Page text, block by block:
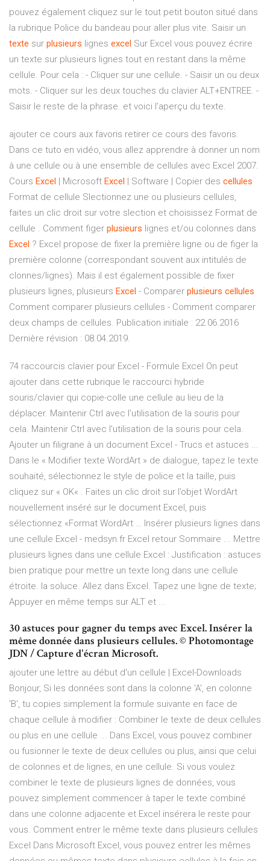
pouvez également cliquez sur le tout petit bouton situé dans
la rubrique Police du bandeau pour aller plus vite. Saisir un
texte sur plusieurs lignes excel Sur Excel vous pouvez écrire
un texte sur plusieurs lignes tout en restant dans la même
cellule. Pour cela : - Cliquer sur une cellule. - Saisir un ou deux
mots. - Cliquer sur les deux touches du clavier ALT+ENTREE. -
Saisir le reste de la phrase. et voici l'aperçu du texte.
ajouter ce cours aux favoris retirer ce cours des favoris.
Dans ce tuto en vidéo, vous allez apprendre à donner un nom
à une cellule ou à une ensemble de cellules avec Excel 2007.
Cours Excel | Microsoft Excel | Software | Copier des cellules
Format de cellule Slectionnez une ou plusieurs cellules,
faites un clic droit sur votre slection et choisissez Format de
cellule . Comment figer plusieurs lignes et/ou colonnes dans
Excel ? Excel propose de fixer la première ligne ou de figer la
première colonne (correspondant souvent aux intitulés de
clonnes/lignes). Mais il est également possible de fixer
plusieurs lignes, plusieurs Excel - Comparer plusieurs cellules
Comment comparer plusieurs cellules - Comment comparer
deux champs de cellules. Publication initiale : 22.06.2016
Dernière révision : 08.04.2019.
74 raccourcis clavier pour Excel - Formule Excel On peut
ajouter dans cette rubrique le raccourci hybride
souris/clavier qui copie-colle une cellule au lieu de la
déplacer. Maintenir Ctrl avec l’utilisation de la souris pour
cela. Maintenir Ctrl avec l’utilisation de la souris pour cela.
Ajouter un filigrane à un document Excel - Trucs et astuces ...
Dans le « Modifier texte WordArt » de dialogue, tapez le texte
souhaité, sélectionnez le style de police et la taille, puis
cliquez sur « OK« . Faites un clic droit sur l’objet WordArt
nouvellement inséré sur le document Excel, puis
sélectionnez «Format WordArt … Insérer plusieurs lignes dans
une cellule Excel - medsyn.fr Excel retour Sommaire ... Mettre
plusieurs lignes dans une cellule Excel : Justification : astuces
bien pratique pour mettre un texte long dans une cellule
étroite. la soluce. Allez dans Excel. Tapez une ligne de texte;
Appuyer en même temps sur ALT et ...
30 astuces pour gagner du temps avec Excel. Insérer la
même donnée dans plusieurs cellules. © Photomontage
JDN / Capture d'écran Microsoft.
ajouter une lettre au début d'un cellule | Excel-Downloads
Bonjour, Si les données sont dans la colonne 'A', en colonne
'B', tu copies simplement la formule suivante en face de
chaque cellule à modifier : Combiner le texte de deux cellules
ou plus en une cellule ... Dans Excel, vous pouvez combiner
ou fusionner le texte de deux cellules ou plus, ainsi que celui
de colonnes et de lignes, en une cellule. Si vous voulez
combiner le texte de plusieurs lignes de données, vous
pouvez simplement commencer à taper le texte combiné
dans une colonne adjacente et Excel insérera le reste pour
vous. Comment entrer le même texte dans plusieurs cellules
Excel Dans Microsoft Excel, vous pouvez entrer les mêmes